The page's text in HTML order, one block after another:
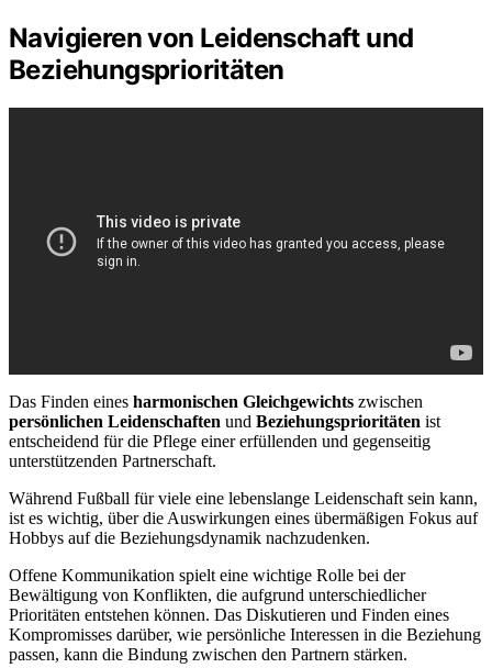
Navigieren von Leidenschaft und
Beziehungsprioritäten
Das Finden eines harmonischen Gleichgewichts zwischen
persönlichen Leidenschaften und Beziehungsprioritäten ist
entscheidend für die Pflege einer erfüllenden und gegenseitig
unterstützenden Partnerschaft.
Während Fußball für viele eine lebenslange Leidenschaft sein kann,
ist es wichtig, über die Auswirkungen eines übermäßigen Fokus auf
Hobbys auf die Beziehungsdynamik nachzudenken.
Offene Kommunikation spielt eine wichtige Rolle bei der
Bewältigung von Konflikten, die aufgrund unterschiedlicher
Prioritäten entstehen können. Das Diskutieren und Finden eines
Kompromisses darüber, wie persönliche Interessen in die Beziehung
passen, kann die Bindung zwischen den Partnern stärken.